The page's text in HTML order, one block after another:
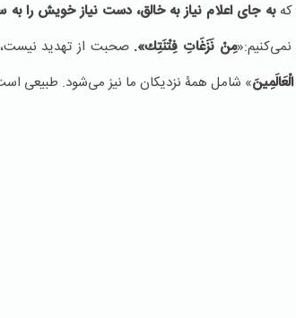
کهبه جای اعلام نیاز به خالق، دست نیاز خویش را به
مِنْ نَزَغَاتِ فِتْنَتِك‏». صحبت از تهدید نیست،
» شامل همۀ نزدیکان ما نیز می‌شود. طبیعی است